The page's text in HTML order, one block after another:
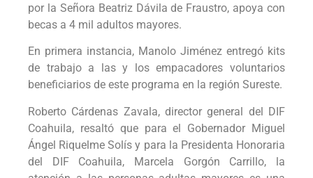
por la Señora Beatriz Dávila de Fraustro, apoya con
becas a 4 mil adultos mayores.
En primera instancia, Manolo Jiménez entregó kits
de trabajo a las y los empacadores voluntarios
beneficiarios de este programa en la región Sureste.
Roberto Cárdenas Zavala, director general del DIF
Coahuila, resaltó que para el Gobernador Miguel
Ángel Riquelme Solís y para la Presidenta Honoraria
del DIF Coahuila, Marcela Gorgón Carrillo, la